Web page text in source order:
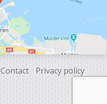
Contact
Privacy policy